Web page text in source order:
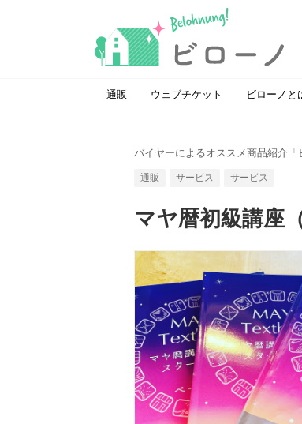
通販 ウェブチケット ビローノと
バイヤーによるオススメ商品紹介「
通販 サービス サービス
マヤ暦初級講座